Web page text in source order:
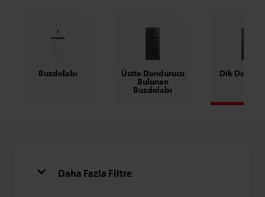
Buzdolabı
Üstte Dondurucu
Bulunan
Buzdolabı
Dik
Daha Fazla Filtre